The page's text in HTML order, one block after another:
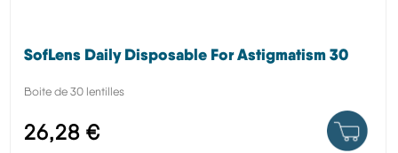
SofLens Daily Disposable For Astigmatism 30
Boite de 30 lentilles
26,28 €